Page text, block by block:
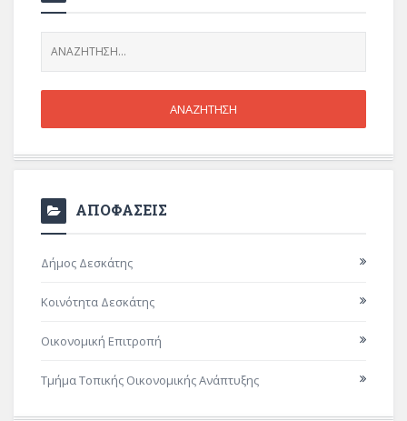
ΑΠΟΦΑΣΕΙΣ
Δήμος Δεσκάτης
Κοινότητα Δεσκάτης
Οικονομική Επιτροπή
Τμήμα Τοπικής Οικονομικής Ανάπτυξης